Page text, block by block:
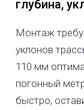
глубина,
Монтаж
уклонов
110 мм
погонный
быстро,